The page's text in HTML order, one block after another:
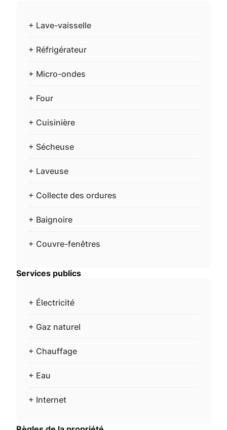
+ Lave-vaisselle
+ Réfrigérateur
+ Micro-ondes
+ Four
+ Cuisinière
+ Sécheuse
+ Laveuse
+ Collecte des ordures
+ Baignoire
+ Couvre-fenêtres
Services publics
+ Électricité
+ Gaz naturel
+ Chauffage
+ Eau
+ Internet